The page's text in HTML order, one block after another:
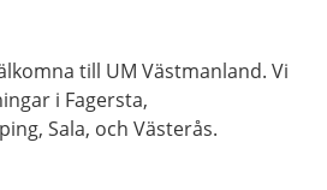
till UM Västmanland. Vi
i Fagersta,
Sala, och Västerås.